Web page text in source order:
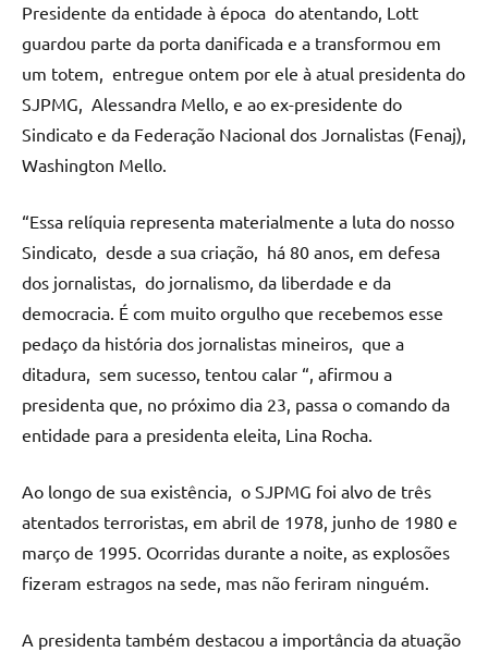
Presidente da entidade à época do atentando, Lott
guardou parte da porta danificada e a transformou em
um totem, entregue ontem por ele à atual presidenta do
SJPMG, Alessandra Mello, e ao ex-presidente do
Sindicato e da Federação Nacional dos Jornalistas (Fenaj),
Washington Mello.
“Essa relíquia representa materialmente a luta do nosso
Sindicato, desde a sua criação, há 80 anos, em defesa
dos jornalistas, do jornalismo, da liberdade e da
democracia. É com muito orgulho que recebemos esse
pedaço da história dos jornalistas mineiros, que a
ditadura, sem sucesso, tentou calar “, afirmou a
presidenta que, no próximo dia 23, passa o comando da
entidade para a presidenta eleita, Lina Rocha.
Ao longo de sua existência, o SJPMG foi alvo de três
atentados terroristas, em abril de 1978, junho de 1980 e
março de 1995. Ocorridas durante a noite, as explosões
fizeram estragos na sede, mas não feriram ninguém.
A presidenta também destacou a importância da atuação